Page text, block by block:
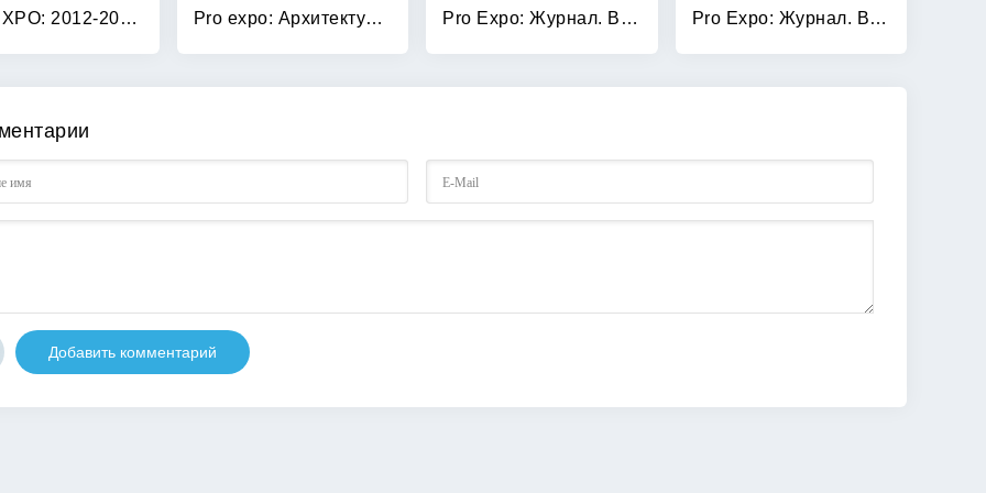
PRO EXPO: 2012-2013. № 1/13/2013. Интерьеры Среднего Урала Pro expo: Архитектура Среднего Урала. Журнал №2/10 2011 Pro Expo: Журнал. Выпуск №01 (08)/2010: Архитектура Среднего Урала Pro Expo: Журнал. Выпуск №1 (9), 2011. Архитектура Среднего Урала. 2011-2012